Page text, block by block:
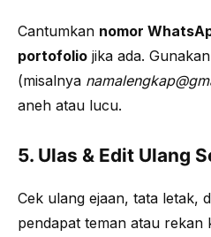
Cantumkan nomor
portofolio jika ada.
(misalnya
aneh atau lucu.
5. Ulas & Edit Ulang
Cek ulang ejaan, tata letak,
pendapat teman atau rekan